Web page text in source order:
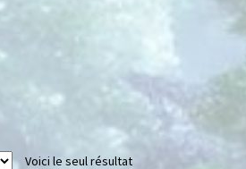
Voici le seul résultat